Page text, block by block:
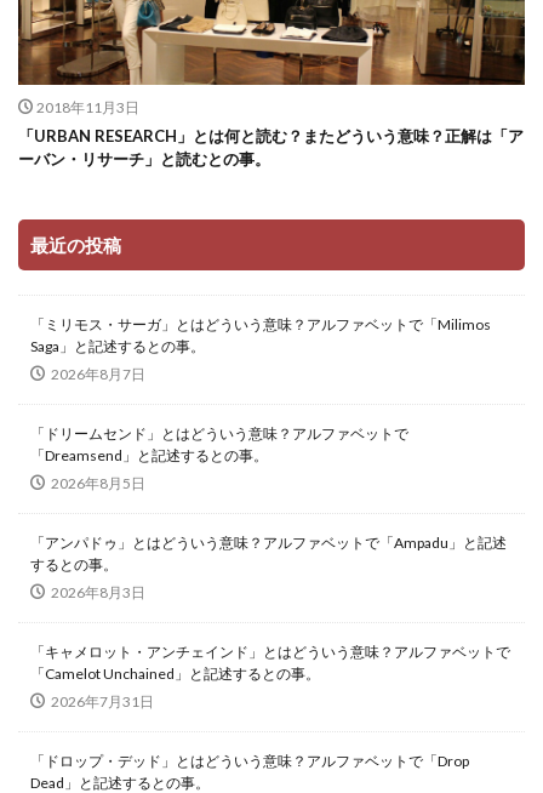
2018年11月3日
「URBAN RESEARCH」とは何と読む？またどういう意味？正解は「ア
ーバン・リサーチ」と読むとの事。
最近の投稿
「ミリモス・サーガ」とはどういう意味？アルファベットで「Milimos
Saga」と記述するとの事。
2026年8月7日
「ドリームセンド」とはどういう意味？アルファベットで
「Dreamsend」と記述するとの事。
2026年8月5日
「アンパドゥ」とはどういう意味？アルファベットで「Ampadu」と記述
するとの事。
2026年8月3日
「キャメロット・アンチェインド」とはどういう意味？アルファベットで
「Camelot Unchained」と記述するとの事。
2026年7月31日
「ドロップ・デッド」とはどういう意味？アルファベットで「Drop
Dead」と記述するとの事。